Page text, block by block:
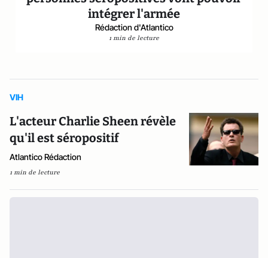
intégrer l'armée
Rédaction d'Atlantico
1 min de lecture
VIH
L'acteur Charlie Sheen révèle
qu'il est séropositif
Atlantico Rédaction
1 min de lecture